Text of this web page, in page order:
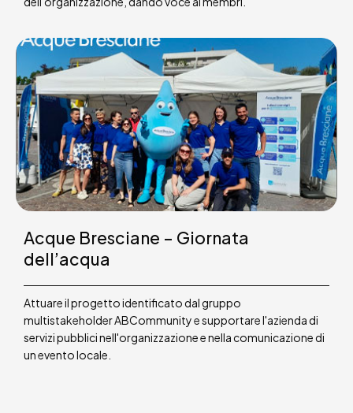
Acque Bresciane – Giornata
dell’acqua
Attuare il progetto identificato dal gruppo
multistakeholder ABCommunity e supportare l'azienda di
servizi pubblici nell'organizzazione e nella comunicazione di
un evento locale.